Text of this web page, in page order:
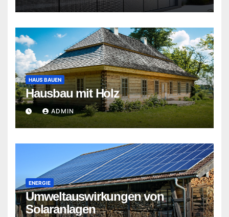
HAUS BAUEN
Hausbau mit Holz
ADMIN
ENERGIE
Umweltauswirkungen von
Solaranlagen